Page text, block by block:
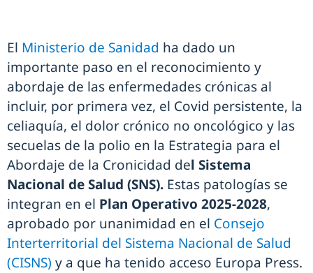
El Ministerio de Sanidad ha dado un
importante paso en el reconocimiento y
abordaje de las enfermedades crónicas al
incluir, por primera vez, el Covid persistente, la
celiaquía, el dolor crónico no oncológico y las
secuelas de la polio en la Estrategia para el
Abordaje de la Cronicidad del Sistema
Nacional de Salud (SNS). Estas patologías se
integran en el Plan Operativo 2025-2028,
aprobado por unanimidad en el Consejo
Interterritorial del Sistema Nacional de Salud
(CISNS) y a que ha tenido acceso Europa Press.